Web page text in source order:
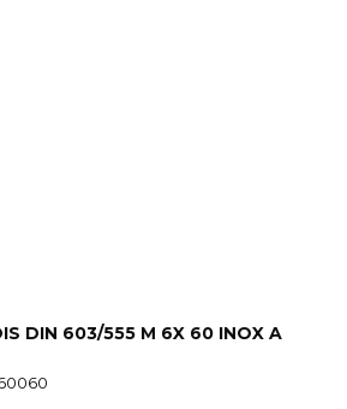
DIN 603/555 M 6X 60 INOX A